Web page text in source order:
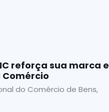
reforça sua marca e
do Comércio de Bens,